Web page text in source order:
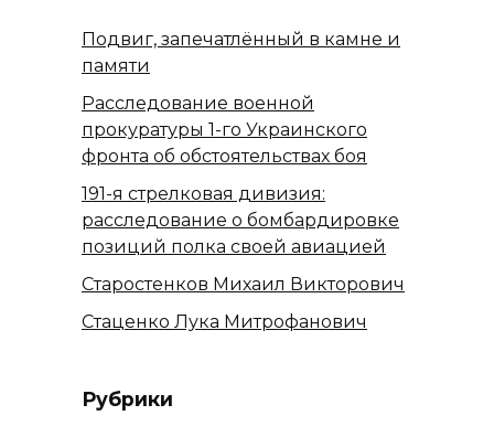
Подвиг, запечатлённый в камне и
памяти
Расследование военной
прокуратуры 1-го Украинского
фронта об обстоятельствах боя
191-я стрелковая дивизия:
расследование о бомбардировке
позиций полка своей авиацией
Старостенков Михаил Викторович
Стаценко Лука Митрофанович
Рубрики